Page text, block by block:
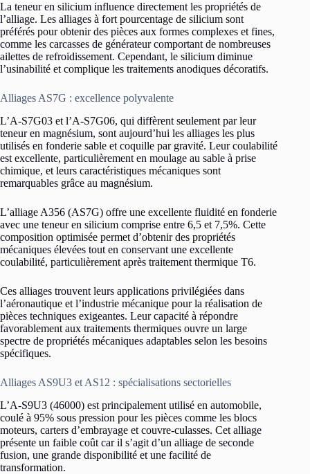
La teneur en silicium influence directement les propriétés de
l’alliage. Les alliages à fort pourcentage de silicium sont
préférés pour obtenir des pièces aux formes complexes et fines,
comme les carcasses de générateur comportant de nombreuses
ailettes de refroidissement. Cependant, le silicium diminue
l’usinabilité et complique les traitements anodiques décoratifs.
Alliages AS7G : excellence polyvalente
L’A-S7G03 et l’A-S7G06, qui diffèrent seulement par leur
teneur en magnésium, sont aujourd’hui les alliages les plus
utilisés en fonderie sable et coquille par gravité. Leur coulabilité
est excellente, particulièrement en moulage au sable à prise
chimique, et leurs caractéristiques mécaniques sont
remarquables grâce au magnésium.
L’alliage A356 (AS7G) offre une excellente fluidité en fonderie
avec une teneur en silicium comprise entre 6,5 et 7,5%. Cette
composition optimisée permet d’obtenir des propriétés
mécaniques élevées tout en conservant une excellente
coulabilité, particulièrement après traitement thermique T6.
Ces alliages trouvent leurs applications privilégiées dans
l’aéronautique et l’industrie mécanique pour la réalisation de
pièces techniques exigeantes. Leur capacité à répondre
favorablement aux traitements thermiques ouvre un large
spectre de propriétés mécaniques adaptables selon les besoins
spécifiques.
Alliages AS9U3 et AS12 : spécialisations sectorielles
L’A-S9U3 (46000) est principalement utilisé en automobile,
coulé à 95% sous pression pour les pièces comme les blocs
moteurs, carters d’embrayage et couvre-culasses. Cet alliage
présente un faible coût car il s’agit d’un alliage de seconde
fusion, une grande disponibilité et une facilité de
transformation.